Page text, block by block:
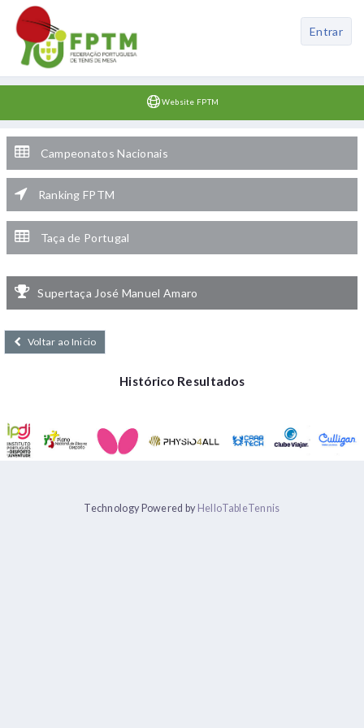
Website FPTM
Entrar
Campeonatos Nacionais
Ranking FPTM
Taça de Portugal
Supertaça José Manuel Amaro
Voltar ao Inicio
Histórico Resultados
Technology Powered by HelloTableTennis